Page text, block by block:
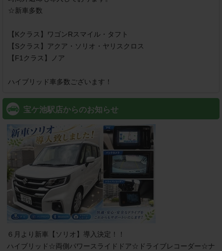
☆新車多数
【Kクラス】ワゴンRスマイル・タフト
【Sクラス】アクア・ソリオ・ヤリスクロス
【F1クラス】ノア
ハイブリッド車多数ございます！
宝ケ池駅店からのお知らせ
６月より新車【ソリオ】導入決定！！
ハイブリッド☆両側パワースライドドア☆ドライブレコーダー☆ナ